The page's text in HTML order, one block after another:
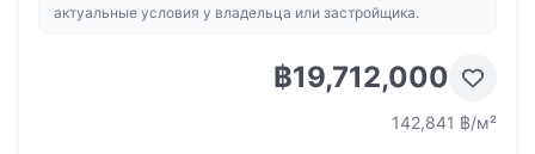
актуальные условия у владельца или застройщика.
฿19,712,000
142,841 ฿/м²